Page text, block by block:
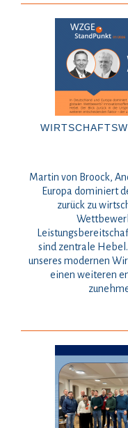
Martin von Broock,
Europa dominiert
zurück zu
sind zentrale
unseres modernen
einen weiteren